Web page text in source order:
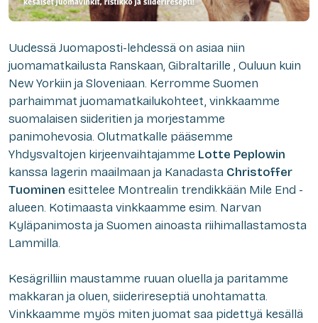
Uudessä Juomaposti-lehdessä on asiaa niin
juomamatkailusta Ranskaan, Gibraltarille , Ouluun kuin
New Yorkiin ja Sloveniaan. Kerromme Suomen
parhaimmat juomamatkailukohteet, vinkkaamme
suomalaisen siideritien ja morjestamme
panimohevosia. Olutmatkalle pääsemme
Yhdysvaltojen kirjeenvaihtajamme Lotte Peplowin
kanssa lagerin maailmaan ja Kanadasta Christoffer
Tuominen esittelee Montrealin trendikkään Mile End -
alueen. Kotimaasta vinkkaamme esim. Narvan
Kyläpanimosta ja Suomen ainoasta riihimallastamosta
Lammilla.
Kesägrilliin maustamme ruuan oluella ja paritamme
makkaran ja oluen, siiderireseptiä unohtamatta.
Vinkkaamme myös miten juomat saa pidettyä kesällä